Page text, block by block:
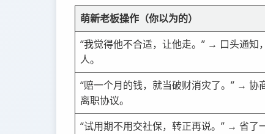
萌新老板操作（你以为的）
“我觉得他不合适，让他走。” → 口头通知
人。
“赔一个月的钱，就当破财消灾了。” → 协
离职协议。
“试用期不用交社保，转正再说。” → 省了